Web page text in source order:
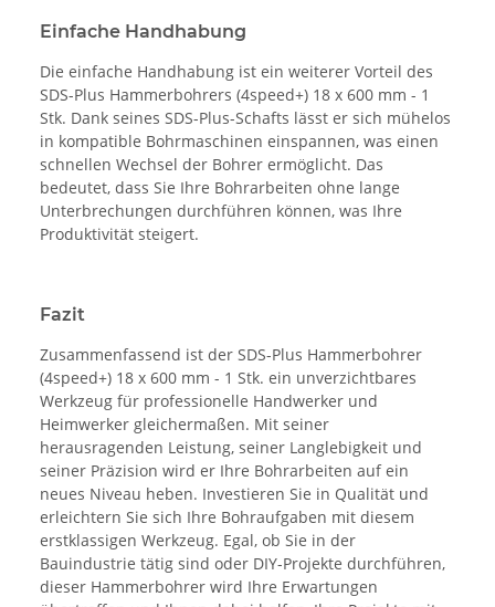
Einfache Handhabung
Die einfache Handhabung ist ein weiterer Vorteil des
SDS-Plus Hammerbohrers (4speed+) 18 x 600 mm - 1
Stk. Dank seines SDS-Plus-Schafts lässt er sich mühelos
in kompatible Bohrmaschinen einspannen, was einen
schnellen Wechsel der Bohrer ermöglicht. Das
bedeutet, dass Sie Ihre Bohrarbeiten ohne lange
Unterbrechungen durchführen können, was Ihre
Produktivität steigert.
Fazit
Zusammenfassend ist der SDS-Plus Hammerbohrer
(4speed+) 18 x 600 mm - 1 Stk. ein unverzichtbares
Werkzeug für professionelle Handwerker und
Heimwerker gleichermaßen. Mit seiner
herausragenden Leistung, seiner Langlebigkeit und
seiner Präzision wird er Ihre Bohrarbeiten auf ein
neues Niveau heben. Investieren Sie in Qualität und
erleichtern Sie sich Ihre Bohraufgaben mit diesem
erstklassigen Werkzeug. Egal, ob Sie in der
Bauindustrie tätig sind oder DIY-Projekte durchführen,
dieser Hammerbohrer wird Ihre Erwartungen